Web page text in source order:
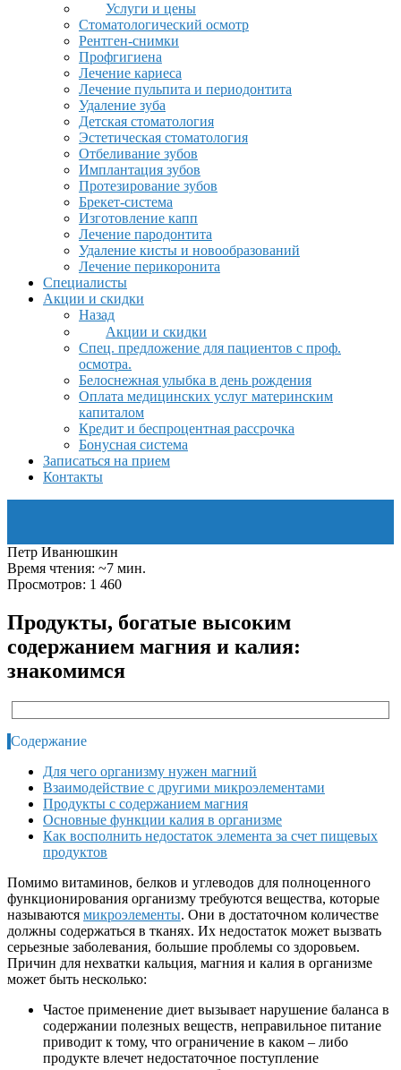
Услуги и цены
Стоматологический осмотр
Рентген-снимки
Профгигиена
Лечение кариеса
Лечение пульпита и периодонтита
Удаление зуба
Детская стоматология
Эстетическая стоматология
Отбеливание зубов
Имплантация зубов
Протезирование зубов
Брекет-система
Изготовление капп
Лечение пародонтита
Удаление кисты и новообразований
Лечение перикоронита
Специалисты
Акции и скидки
Назад
Акции и скидки
Спец. предложение для пациентов с проф.
осмотра.
Белоснежная улыбка в день рождения
Оплата медицинских услуг материнским
капиталом
Кредит и беспроцентная рассрочка
Бонусная система
Записаться на прием
Контакты
Петр Иванюшкин
Время чтения: ~7 мин.
Просмотров: 1 460
Продукты, богатые высоким
содержанием магния и калия:
знакомимся
Содержание
Для чего организму нужен магний
Взаимодействие с другими микроэлементами
Продукты с содержанием магния
Основные функции калия в организме
Как восполнить недостаток элемента за счет пищевых
продуктов
Помимо витаминов, белков и углеводов для полноценного
функционирования организму требуются вещества, которые
называются микроэлементы. Они в достаточном количестве
должны содержаться в тканях. Их недостаток может вызвать
серьезные заболевания, большие проблемы со здоровьем.
Причин для нехватки кальция, магния и калия в организме
может быть несколько:
Частое применение диет вызывает нарушение баланса в
содержании полезных веществ, неправильное питание
приводит к тому, что ограничение в каком – либо
продукте влечет недостаточное поступление